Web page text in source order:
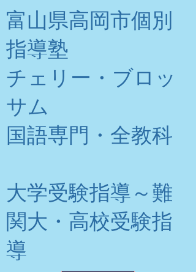
富山県高岡市個別
指導塾
チェリー・ブロッ
サム
​国語専門・全教科
大学受験指導～難
関大・高校受験指
導